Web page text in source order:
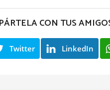
CON TUS
Twitter LinkedIn